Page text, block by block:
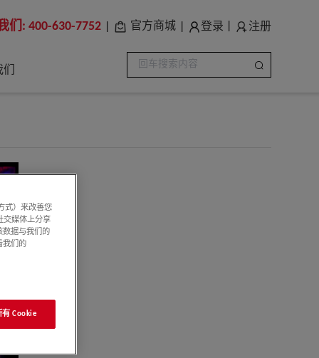
们: 400-630-7752 官方商城 登录 注册
式）来改善您
交媒体上分享
数据与我们的
我们的
有 Cookie